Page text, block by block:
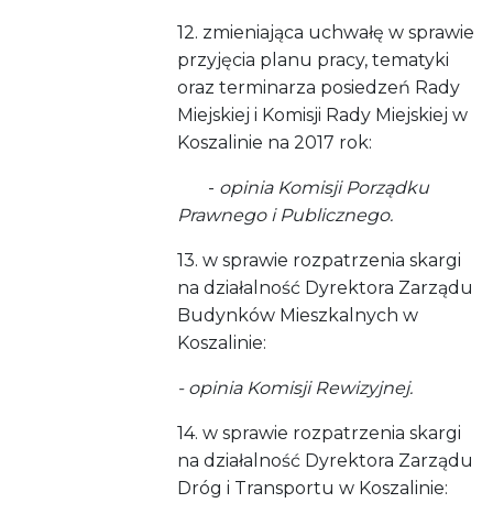
12. zmieniająca uchwałę w sprawie
przyjęcia planu pracy, tematyki
oraz terminarza posiedzeń Rady
Miejskiej i Komisji Rady Miejskiej w
Koszalinie na 2017 rok:
- opinia Komisji Porządku
Prawnego i Publicznego.
13. w sprawie rozpatrzenia skargi
na działalność Dyrektora Zarządu
Budynków Mieszkalnych w
Koszalinie:
- opinia Komisji Rewizyjnej.
14. w sprawie rozpatrzenia skargi
na działalność Dyrektora Zarządu
Dróg i Transportu w Koszalinie: